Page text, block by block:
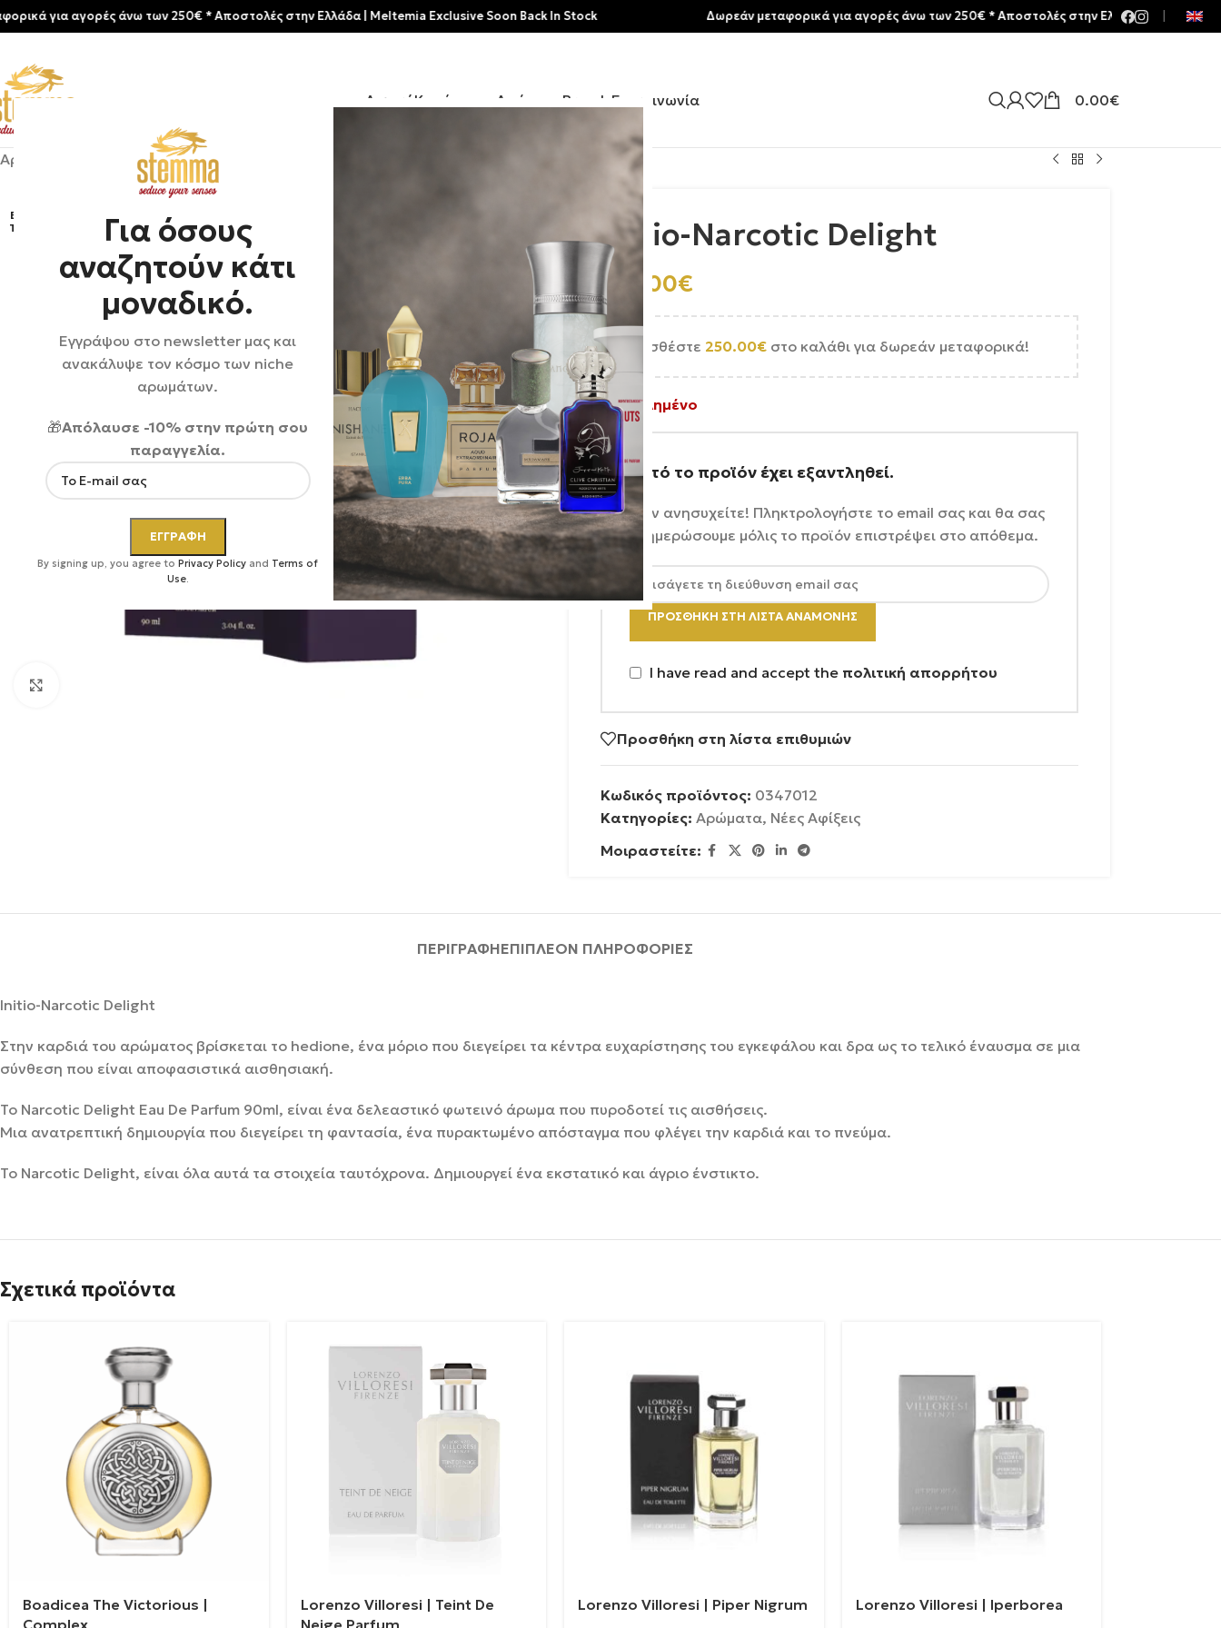
Για όσους
αναζητούν κάτι
μοναδικό.
Εγγράψου στο newsletter μας και
ανακάλυψε τον κόσμο των niche
αρωμάτων.
🎁Απόλαυσε -10% στην πρώτη σου
παραγγελία.
By signing up, you agree toPrivacy Policy and Terms of
Use.
Αρχική Κατάστημα Αρώματα Brands Επικοινωνία 0.00€
Αρχική σελίδα Shop/Αρώματα/
ΕΞΑΝ
ΤΛΉΘ
Initio-Narcotic Delight
255.00€
Προσθέστε 250.00€στο καλάθι για δωρεάν μεταφορικά!
Εξαντλημένο
Αυτό το προϊόν έχει εξαντληθεί.
Μην ανησυχείτε! Πληκτρολογήστε το email σας και θα σας
ενημερώσουμε μόλις το προϊόν επιστρέψει στο απόθεμα.
ΠΡΟΣΘΉΚΗ ΣΤΗ ΛΊΣΤΑ ΑΝΑΜΟΝΉΣ
I have read and accept the πολιτική απορρήτου
Προσθήκη στη λίστα επιθυμιών
Κωδικός προϊόντος: 0347012
Κατηγορίες: Αρώματα, Νέες Αφίξεις
Μοιραστείτε:
ΠΕΡΙΓΡΑΦΉΕΠΙΠΛΈΟΝ ΠΛΗΡΟΦΟΡΊΕΣ
Initio-Narcotic Delight
Στην καρδιά του αρώματος βρίσκεται το hedione, ένα μόριο που διεγείρει τα κέντρα ευχαρίστησης του εγκεφάλου και δρα ως το τελικό έναυσμα σε μια
σύνθεση που είναι αποφασιστικά αισθησιακή.
To Narcotic Delight Eau De Parfum 90ml, είναι ένα δελεαστικό φωτεινό άρωμα που πυροδοτεί τις αισθήσεις.
Μια ανατρεπτική δημιουργία που διεγείρει τη φαντασία, ένα πυρακτωμένο απόσταγμα που φλέγει την καρδιά και το πνεύμα.
Το Narcotic Delight, είναι όλα αυτά τα στοιχεία ταυτόχρονα. Δημιουργεί ένα εκστατικό και άγριο ένστικτο.
Σχετικά προϊόντα
Boadicea The Victorious |
Lorenzo Villoresi | Teint De
Lorenzo Villoresi | Piper Nigrum Lorenzo Villoresi | Iperborea
για αγορές άνω των 250€ * Aποστολές στην Ελλάδα | Meltemia Exclusive Soon Back In Stock Δωρεάν μεταφορικά για αγορές άνω των 250€ * Aποστολές στην Ελλάδα | Meltemia